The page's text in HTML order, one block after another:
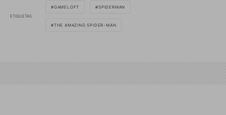
ETIQUETAS
GAMELOFT SPIDERMAN
THE AMAZING SPIDER-MAN